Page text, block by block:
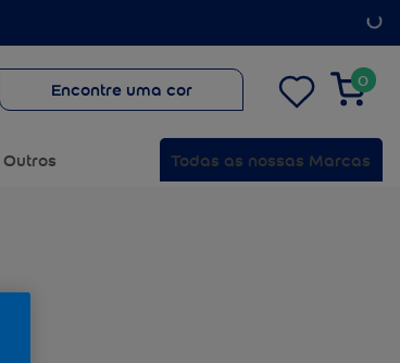
Encontre uma cor 0
Outros Todas as nossas Marcas